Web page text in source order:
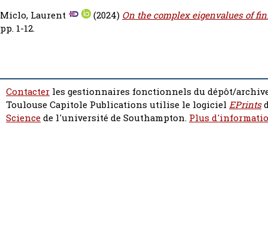
Miclo, Laurent
(2024) On the complex eigenvalues of
pp. 1-12.
Contacter les gestionnaires fonctionnels du dépôt/
Toulouse Capitole Publications utilise le logiciel EPrints
Sciencede l'université de Southampton. Plus